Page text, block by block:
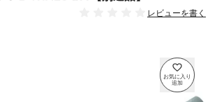
レビューを書く